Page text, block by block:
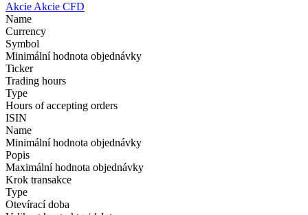
Akcie Akcie CFD
Name
Currency
Symbol
Minimální hodnota objednávky
Ticker
Trading hours
Type
Hours of accepting orders
ISIN
Name
Minimální hodnota objednávky
Popis
Maximální hodnota objednávky
Krok transakce
Type
Otevírací doba